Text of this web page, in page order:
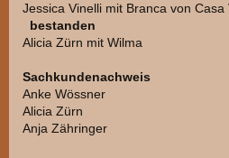
Jessica Vinelli mit Branca von
bestanden
Alicia Zürn mit
Sachkundenachweis
Anke
Alicia
Anja